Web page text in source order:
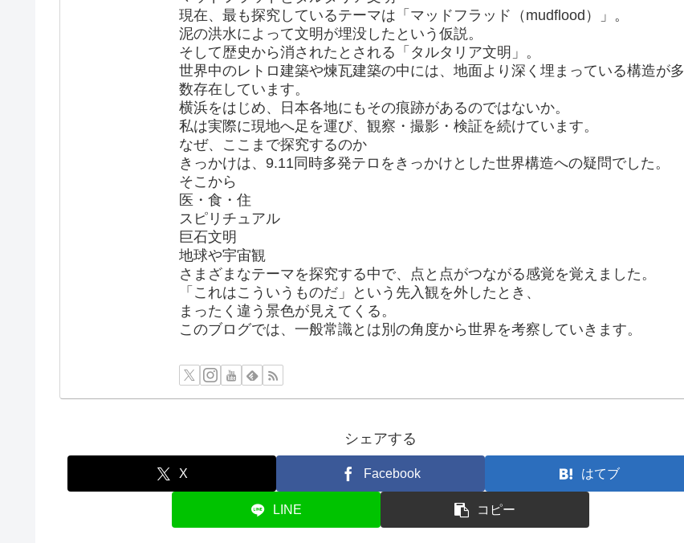
現在、最も探究しているテーマは「マッドフラッド（mudflood）」。
泥の洪水によって文明が埋没したという仮説。
そして歴史から消されたとされる「タルタリア文明」。
世界中のレトロ建築や煉瓦建築の中には、地面より深く埋まっている構造が多
数存在しています。
横浜をはじめ、日本各地にもその痕跡があるのではないか。
私は実際に現地へ足を運び、観察・撮影・検証を続けています。
なぜ、ここまで探究するのか
きっかけは、9.11同時多発テロをきっかけとした世界構造への疑問でした。
そこから
医・食・住
スピリチュアル
巨石文明
地球や宇宙観
さまざまなテーマを探究する中で、点と点がつながる感覚を覚えました。
「これはこういうものだ」という先入観を外したとき、
まったく違う景色が見えてくる。
このブログでは、一般常識とは別の角度から世界を考察していきます。
シェアする
X Facebook はてブ
LINE コピー